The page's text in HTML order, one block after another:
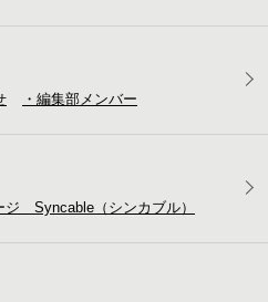
・編集部メンバー
ジ Syncable（シンカブル）